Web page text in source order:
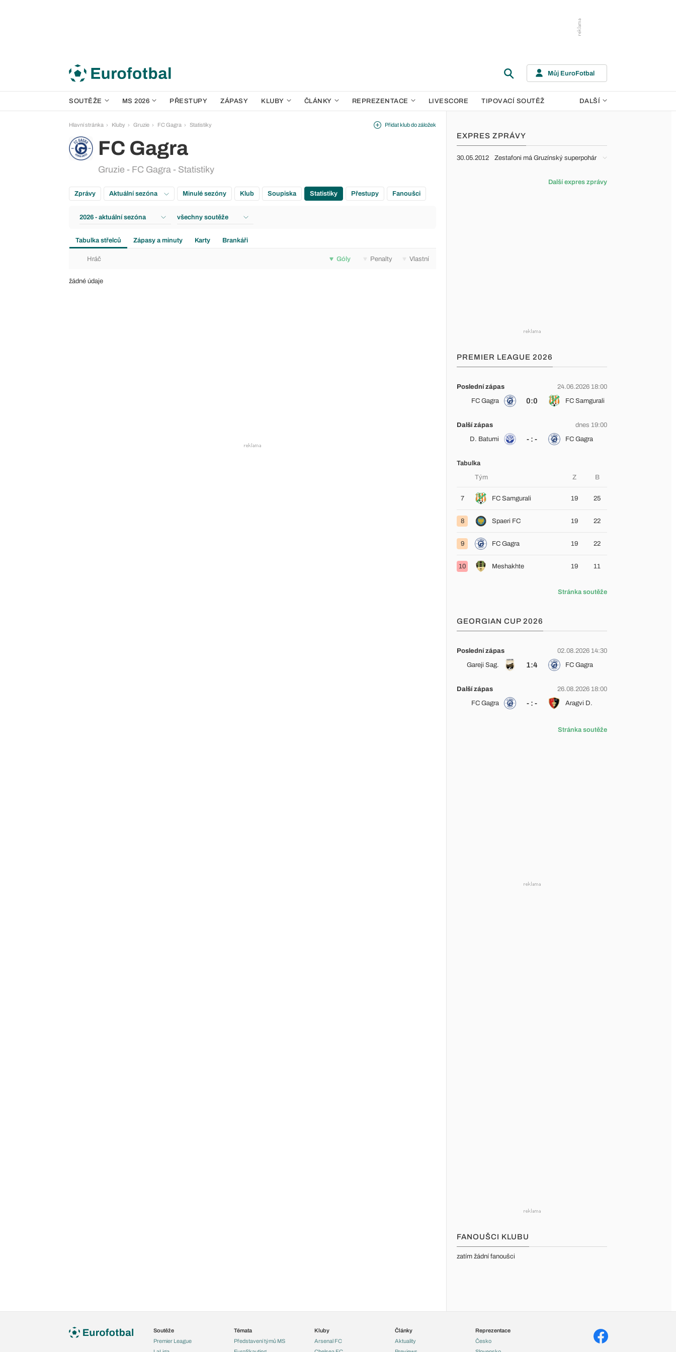
Můj EuroFotbal
SOUTĚŽE MS 2026 PŘESTUPY ZÁPASY KLUBY ČLÁNKY REPREZENTACE LIVESCORE TIPOVACÍ SOUTĚŽ DALŠÍ
Hlavní stránka Kluby Gruzie FC Gagra Statistiky
FC Gagra
Gruzie - FC Gagra - Statistiky
Přidat klub do záložek
Zprávy Aktuální sezóna Minulé sezóny Klub Soupiska Statistiky Přestupy Fanoušci
2026 - aktuální sezóna všechny soutěže
Tabulka střelců Zápasy a minuty Karty Brankáři
Hráč Góly Penalty Vlastní
žádné údaje
EXPRES ZPRÁVY
30.05.2012 Zestafoni má Gruzínský superpohár
Další expres zprávy
PREMIER LEAGUE 2026
Poslední zápas
24.06.2026 18:00
FC Gagra
0:0 FC Samgurali
Další zápas
dnes 19:00
D. Batumi
- : - FC Gagra
Tabulka
Tým
Z B
7 FC Samgurali 19 25
8 Spaeri FC 19 22
9 FC Gagra 19 22
10 Meshakhte 19 11
Stránka soutěže
GEORGIAN CUP 2026
Poslední zápas
02.08.2026 14:30
Gareji Sag.
1:4 FC Gagra
Další zápas
26.08.2026 18:00
FC Gagra
- : - Aragvi D.
Stránka soutěže
FANOUŠCI KLUBU
zatím žádní fanoušci
Soutěže
Premier League
Témata
Představení týmů MS
Kluby
Arsenal FC
Články
Aktuality
Reprezentace
Česko